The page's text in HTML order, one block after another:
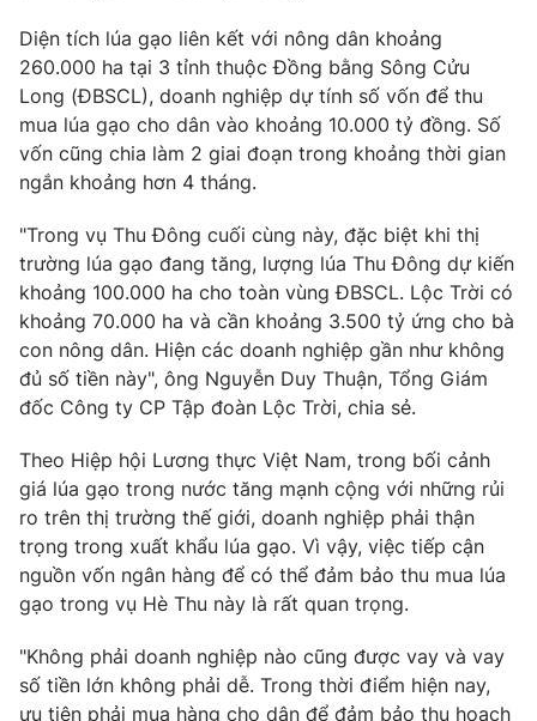
cấp ngày 29/12/2023
Tổng Biên tập:Vũ Thanh Thủy
Phó Tổng Biên tập:Nguyễn Thị Mỹ Hạnh, Phạm Quốc Thắng,
Nguyễn Trọng Ninh
Tổng đài VTV:024.38 355 931 - 024.38 355 932
Ðiện thoại Thời báo VTV:
024.66 897 897
Email:toasoan@vtv.vn
Liên hệ quảng cáo:024-7300.7108
® Cấm sao chép dưới mọi hình thức nếu không có sự chấp
thông tin từ website này.
Diện tích lúa gạo liên kết với nông dân khoảng
260.000 ha tại 3 tỉnh thuộc Đồng bằng Sông Cửu
Long (ĐBSCL), doanh nghiệp dự tính số vốn để thu
mua lúa gạo cho dân vào khoảng 10.000 tỷ đồng. Số
vốn cũng chia làm 2 giai đoạn trong khoảng thời gian
ngắn khoảng hơn 4 tháng.
"Trong vụ Thu Đông cuối cùng này, đặc biệt khi thị
trường lúa gạo đang tăng, lượng lúa Thu Đông dự kiến
khoảng 100.000 ha cho toàn vùng ĐBSCL. Lộc Trời có
khoảng 70.000 ha và cần khoảng 3.500 tỷ ứng cho bà
con nông dân. Hiện các doanh nghiệp gần như không
đủ số tiền này", ông Nguyễn Duy Thuận, Tổng Giám
đốc Công ty CP Tập đoàn Lộc Trời, chia sẻ.
Theo Hiệp hội Lương thực Việt Nam, trong bối cảnh
giá lúa gạo trong nước tăng mạnh cộng với những rủi
ro trên thị trường thế giới, doanh nghiệp phải thận
trọng trong xuất khẩu lúa gạo. Vì vậy, việc tiếp cận
nguồn vốn ngân hàng để có thể đảm bảo thu mua lúa
gạo trong vụ Hè Thu này là rất quan trọng.
"Không phải doanh nghiệp nào cũng được vay và vay
số tiền lớn không phải dễ. Trong thời điểm hiện nay,
ưu tiên phải mua hàng cho dân để đảm bảo thu hoạch